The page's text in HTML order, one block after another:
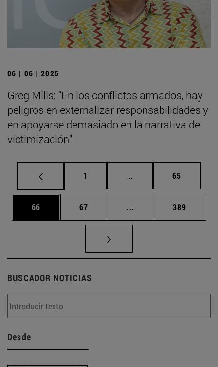
06 | 06 | 2025
Greg Mills: "En los conflictos armados, hay
peligros en externalizar responsabilidades y
en apoyarse demasiado en la narrativa de
victimización"
Página
1 ... Páginas intermedias
Página
65
Página
66 Página
67 ... Páginas intermedias
Página
389
BUSCADOR NOTICIAS
Desde